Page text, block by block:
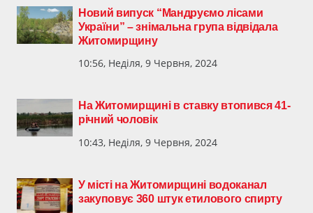
Новий випуск “Мандруємо лісами
України” – знімальна група відвідала
Житомирщину
10:56, Неділя, 9 Червня, 2024
На Житомирщині в ставку втопився 41-
річний чоловік
10:43, Неділя, 9 Червня, 2024
У місті на Житомирщині водоканал
закуповує 360 штук етилового спирту